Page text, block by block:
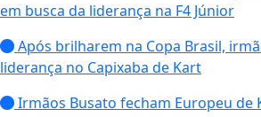
em busca da liderança na F4 Júnior
Após brilharem na Copa Brasil,
liderança no Capixaba de Kart
Irmãos Busato fecham Europeu de